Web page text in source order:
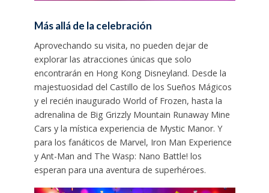
Más allá de la celebración
Aprovechando su visita, no pueden dejar de
explorar las atracciones únicas que solo
encontrarán en Hong Kong Disneyland. Desde la
majestuosidad del Castillo de los Sueños Mágicos
y el recién inaugurado World of Frozen, hasta la
adrenalina de Big Grizzly Mountain Runaway Mine
Cars y la mística experiencia de Mystic Manor. Y
para los fanáticos de Marvel, Iron Man Experience
y Ant-Man and The Wasp: Nano Battle! los
esperan para una aventura de superhéroes.